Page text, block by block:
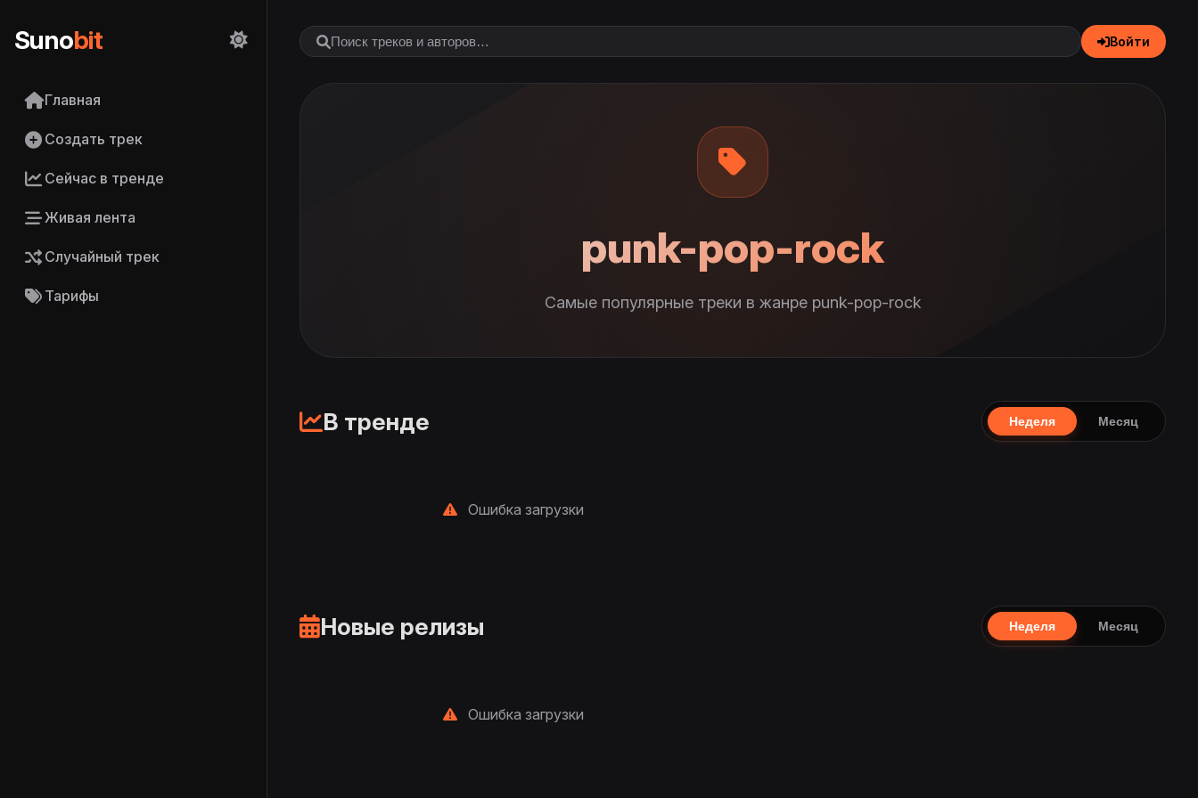
Sunobit
Главная
Создать трек
Сейчас в тренде
Живая лента
Случайный трек
Тарифы
Войти
punk-pop-rock
Самые популярные треки в жанре punk-pop-rock
В тренде Неделя Месяц
Ошибка загрузки
Новые релизы Неделя Месяц
Ошибка загрузки